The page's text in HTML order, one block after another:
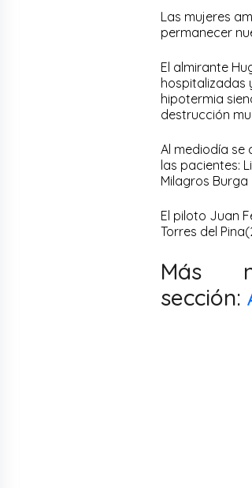
Las mujeres
permanecer
El almirante
hospitalizadas
hipotermia
destrucción
Al mediodía se
las pacientes:
Milagros Burga
El piloto Juan
Torres del
Más
sección: